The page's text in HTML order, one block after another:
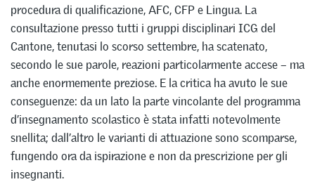
procedura di qualificazione, AFC, CFP e Lingua. La
consultazione presso tutti i gruppi disciplinari ICG del
Cantone, tenutasi lo scorso settembre, ha scatenato,
secondo le sue parole, reazioni particolarmente accese – ma
anche enormemente preziose. E la critica ha avuto le sue
conseguenze: da un lato la parte vincolante del programma
d’insegnamento scolastico è stata infatti notevolmente
snellita; dall’altro le varianti di attuazione sono scomparse,
fungendo ora da ispirazione e non da prescrizione per gli
insegnanti.